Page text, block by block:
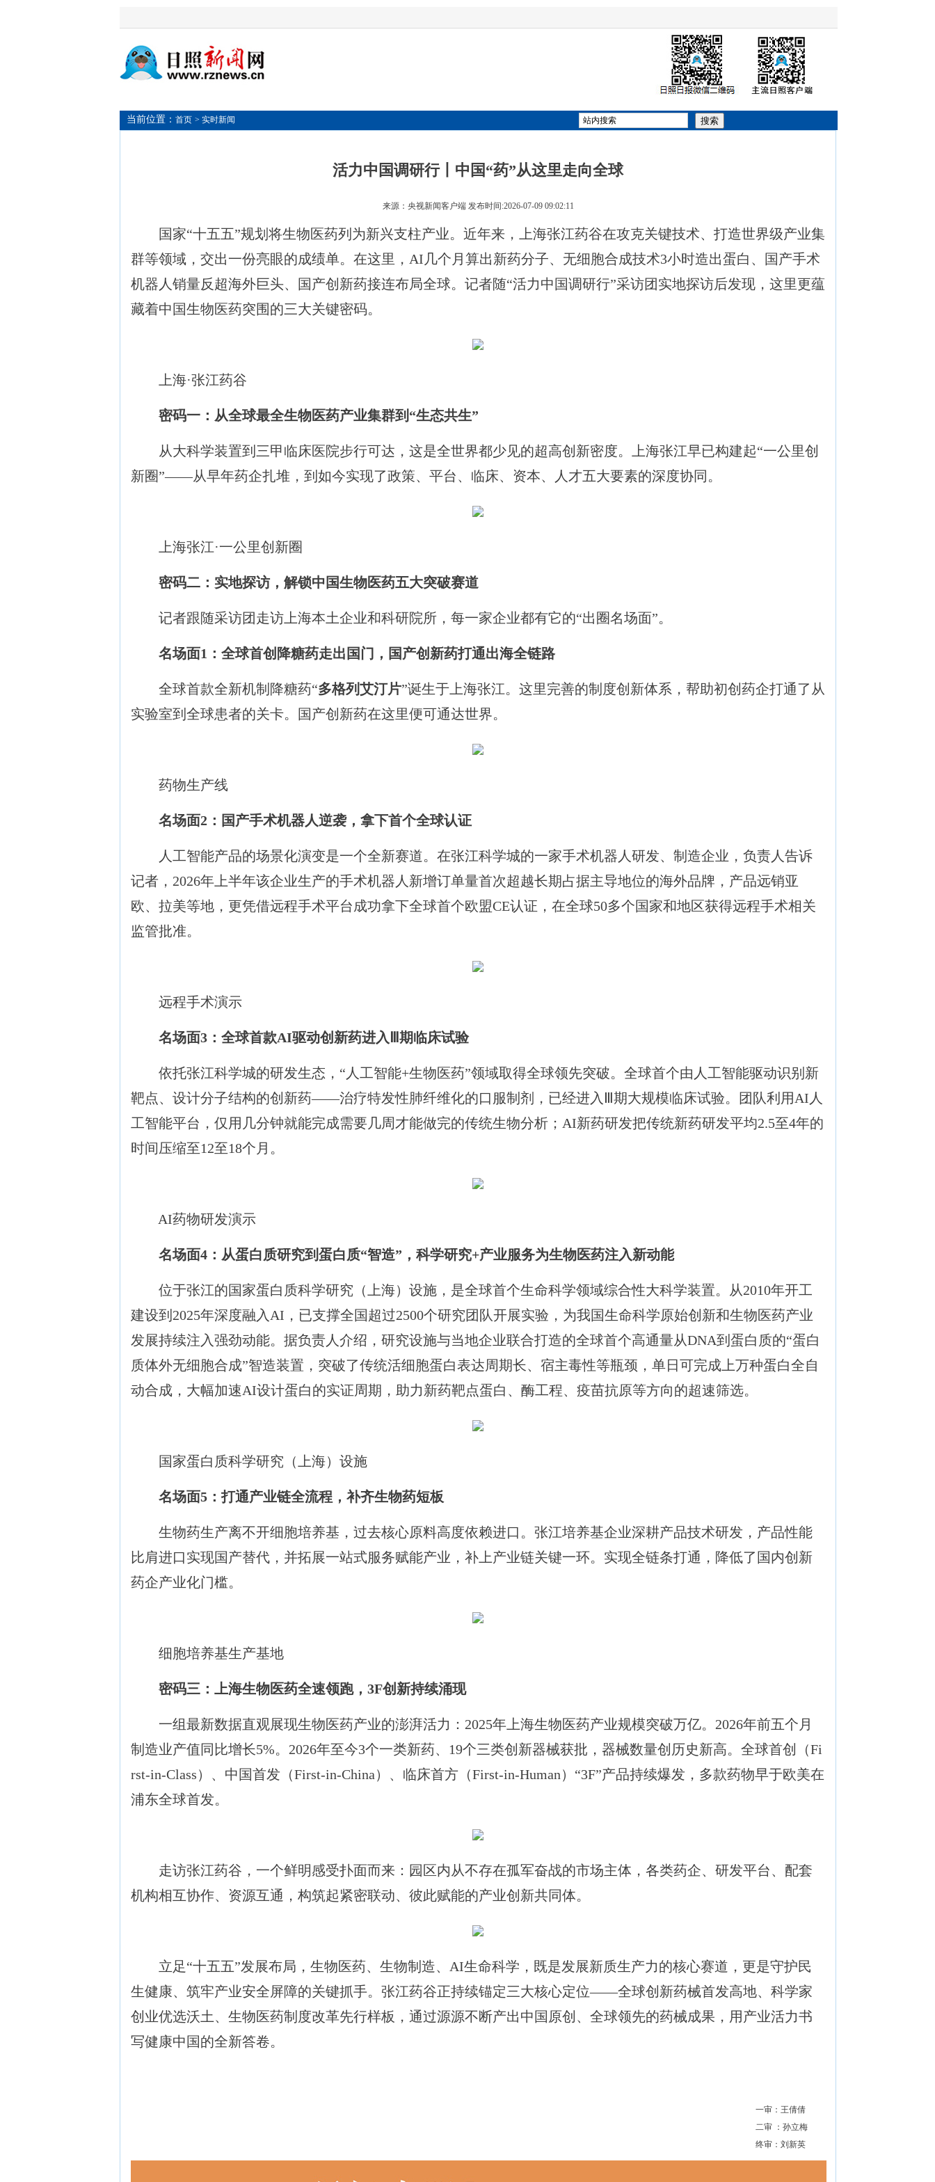
当前位置： 首页 > 实时新闻 搜索
活力中国调研行丨中国“药”从这里走向全球
来源：央视新闻客户端 发布时间:2026-07-09 09:02:11
国家“十五五”规划将生物医药列为新兴支柱产业。近年来，上海张江药谷在攻克关键技术、打造世界级产业集
群等领域，交出一份亮眼的成绩单。在这里，AI几个月算出新药分子、无细胞合成技术3小时造出蛋白、国产手术
机器人销量反超海外巨头、国产创新药接连布局全球。记者随“活力中国调研行”采访团实地探访后发现，这里更蕴
藏着中国生物医药突围的三大关键密码。
上海·张江药谷
密码一：从全球最全生物医药产业集群到“生态共生”
从大科学装置到三甲临床医院步行可达，这是全世界都少见的超高创新密度。上海张江早已构建起“一公里创
新圈”——从早年药企扎堆，到如今实现了政策、平台、临床、资本、人才五大要素的深度协同。
上海张江·一公里创新圈
密码二：实地探访，解锁中国生物医药五大突破赛道
记者跟随采访团走访上海本土企业和科研院所，每一家企业都有它的“出圈名场面”。
名场面1：全球首创降糖药走出国门，国产创新药打通出海全链路
全球首款全新机制降糖药“多格列艾汀片”诞生于上海张江。这里完善的制度创新体系，帮助初创药企打通了从
实验室到全球患者的关卡。国产创新药在这里便可通达世界。
药物生产线
名场面2：国产手术机器人逆袭，拿下首个全球认证
人工智能产品的场景化演变是一个全新赛道。在张江科学城的一家手术机器人研发、制造企业，负责人告诉
记者，2026年上半年该企业生产的手术机器人新增订单量首次超越长期占据主导地位的海外品牌，产品远销亚
欧、拉美等地，更凭借远程手术平台成功拿下全球首个欧盟CE认证，在全球50多个国家和地区获得远程手术相关
监管批准。
远程手术演示
名场面3：全球首款AI驱动创新药进入Ⅲ期临床试验
依托张江科学城的研发生态，“人工智能+生物医药”领域取得全球领先突破。全球首个由人工智能驱动识别新
靶点、设计分子结构的创新药——治疗特发性肺纤维化的口服制剂，已经进入Ⅲ期大规模临床试验。团队利用AI人
工智能平台，仅用几分钟就能完成需要几周才能做完的传统生物分析；AI新药研发把传统新药研发平均2.5至4年的
时间压缩至12至18个月。
AI药物研发演示
名场面4：从蛋白质研究到蛋白质“智造”，科学研究+产业服务为生物医药注入新动能
位于张江的国家蛋白质科学研究（上海）设施，是全球首个生命科学领域综合性大科学装置。从2010年开工
建设到2025年深度融入AI，已支撑全国超过2500个研究团队开展实验，为我国生命科学原始创新和生物医药产业
发展持续注入强劲动能。据负责人介绍，研究设施与当地企业联合打造的全球首个高通量从DNA到蛋白质的“蛋白
质体外无细胞合成”智造装置，突破了传统活细胞蛋白表达周期长、宿主毒性等瓶颈，单日可完成上万种蛋白全自
动合成，大幅加速AI设计蛋白的实证周期，助力新药靶点蛋白、酶工程、疫苗抗原等方向的超速筛选。
国家蛋白质科学研究（上海）设施
名场面5：打通产业链全流程，补齐生物药短板
生物药生产离不开细胞培养基，过去核心原料高度依赖进口。张江培养基企业深耕产品技术研发，产品性能
比肩进口实现国产替代，并拓展一站式服务赋能产业，补上产业链关键一环。实现全链条打通，降低了国内创新
药企产业化门槛。
细胞培养基生产基地
密码三：上海生物医药全速领跑，3F创新持续涌现
一组最新数据直观展现生物医药产业的澎湃活力：2025年上海生物医药产业规模突破万亿。2026年前五个月
制造业产值同比增长5%。2026年至今3个一类新药、19个三类创新器械获批，器械数量创历史新高。全球首创（Fi
rst-in-Class）、中国首发（First-in-China）、临床首方（First-in-Human）“3F”产品持续爆发，多款药物早于欧美在
浦东全球首发。
走访张江药谷，一个鲜明感受扑面而来：园区内从不存在孤军奋战的市场主体，各类药企、研发平台、配套
机构相互协作、资源互通，构筑起紧密联动、彼此赋能的产业创新共同体。
立足“十五五”发展布局，生物医药、生物制造、AI生命科学，既是发展新质生产力的核心赛道，更是守护民
生健康、筑牢产业安全屏障的关键抓手。张江药谷正持续锚定三大核心定位——全球创新药械首发高地、科学家
创业优选沃土、生物医药制度改革先行样板，通过源源不断产出中国原创、全球领先的药械成果，用产业活力书
写健康中国的全新答卷。
一审：王倩倩
二审 ：孙立梅
终审：刘新英